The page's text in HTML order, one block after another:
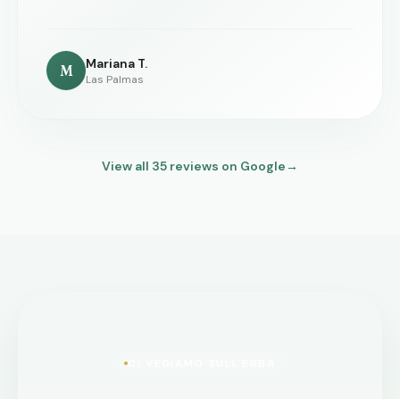
M Mariana T.
Las Palmas
View all 35 reviews on Google→